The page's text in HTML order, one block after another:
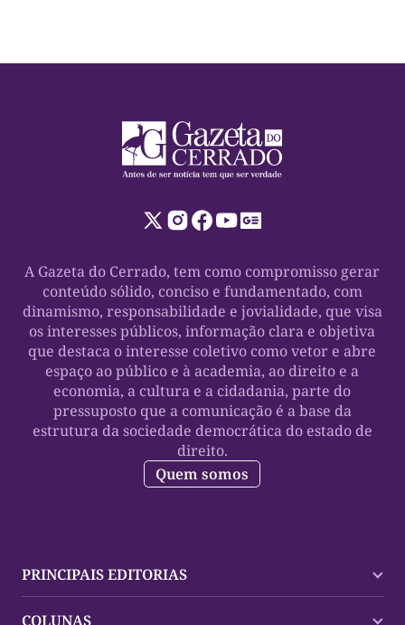
A Gazeta do Cerrado, tem como compromisso gerar
conteúdo sólido, conciso e fundamentado, com
dinamismo, responsabilidade e jovialidade, que visa
os interesses públicos, informação clara e objetiva
que destaca o interesse coletivo como vetor e abre
espaço ao público e à academia, ao direito e a
economia, a cultura e a cidadania, parte do
pressuposto que a comunicação é a base da
estrutura da sociedade democrática do estado de
direito.
Quem somos
PRINCIPAIS EDITORIAS
COLUNAS